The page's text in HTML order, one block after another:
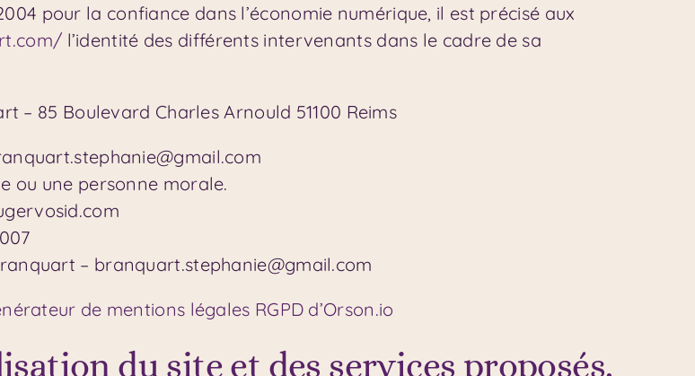
pour la confiance dans l’économie numérique, il est précisé aux
l’identité des différents intervenants dans le cadre de sa
– 85 Boulevard Charles Arnould 51100 Reims
ou une personne morale.
– branquart.stephanie@gmail.com
de mentions légales RGPD d’Orson.io
du site et des services proposés.